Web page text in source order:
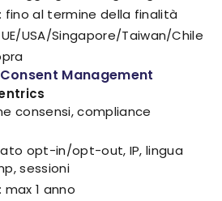
fino al termine della finalità
USA/Singapore/Taiwan/Chile
Management
consensi, compliance
opt-in/opt-out, IP, lingua
sessioni
1 anno